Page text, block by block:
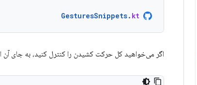
GesturesSnippets. kt
اگر می‌خواهید کل حرکت کشیدن را کنترل کنید، به جای آن